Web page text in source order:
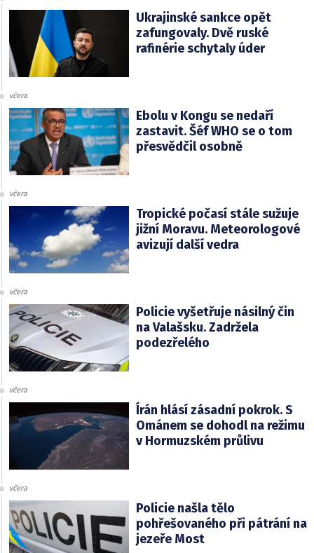
Ukrajinské sankce opět
zafungovaly. Dvě ruské
rafinérie schytaly úder
včera
Ebolu v Kongu se nedaří
zastavit. Šéf WHO se o tom
přesvědčil osobně
včera
Tropické počasí stále sužuje
jižní Moravu. Meteorologové
avizují další vedra
včera
Policie vyšetřuje násilný čin
na Valašsku. Zadržela
podezřelého
včera
Írán hlásí zásadní pokrok. S
Ománem se dohodl na režimu
v Hormuzském průlivu
včera
Policie našla tělo
pohřešovaného při pátrání na
jezeře Most